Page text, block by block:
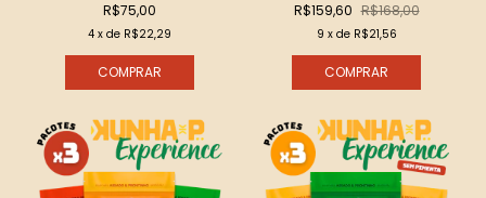
R$75,00
4 x de R$22,29
R$159,60 R$168,00
9 x de R$21,56